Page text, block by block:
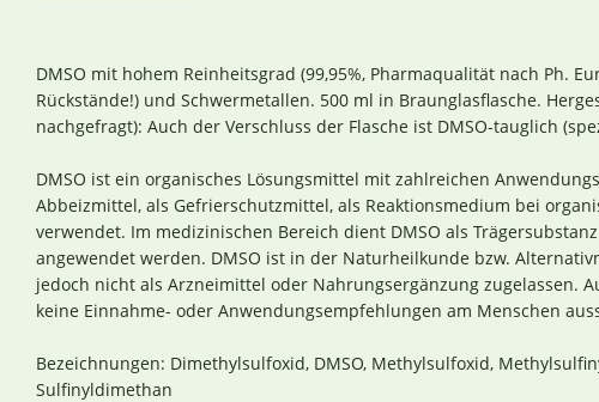
DMSO mit hohem Reinheitsgrad (99,95%, Pharmaqualität nach Ph.
Rückstände!) und Schwermetallen. 500 ml in Braunglasflasche.
nachgefragt): Auch der Verschluss der Flasche ist DMSO-tauglich
DMSO ist ein organisches Lösungsmittel mit zahlreichen
Abbeizmittel, als Gefrierschutzmittel, als Reaktionsmedium bei
verwendet. Im medizinischen Bereich dient DMSO als
angewendet werden. DMSO ist in der Naturheilkunde bzw.
jedoch nicht als Arzneimittel oder Nahrungsergänzung zugelassen.
keine Einnahme- oder Anwendungsempfehlungen am Menschen
Bezeichnungen: Dimethylsulfoxid, DMSO, Methylsulfoxid,
Sulfinyldimethan